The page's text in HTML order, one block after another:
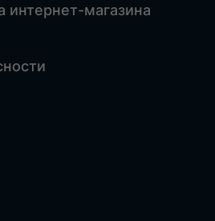
интернет-магазина